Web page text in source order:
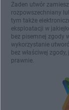
Żaden utwór
rozpowszechniany
tym także
eksploatacji w
bez pisemnej zgody
wykorzystanie
bez właściwej
prawnie.